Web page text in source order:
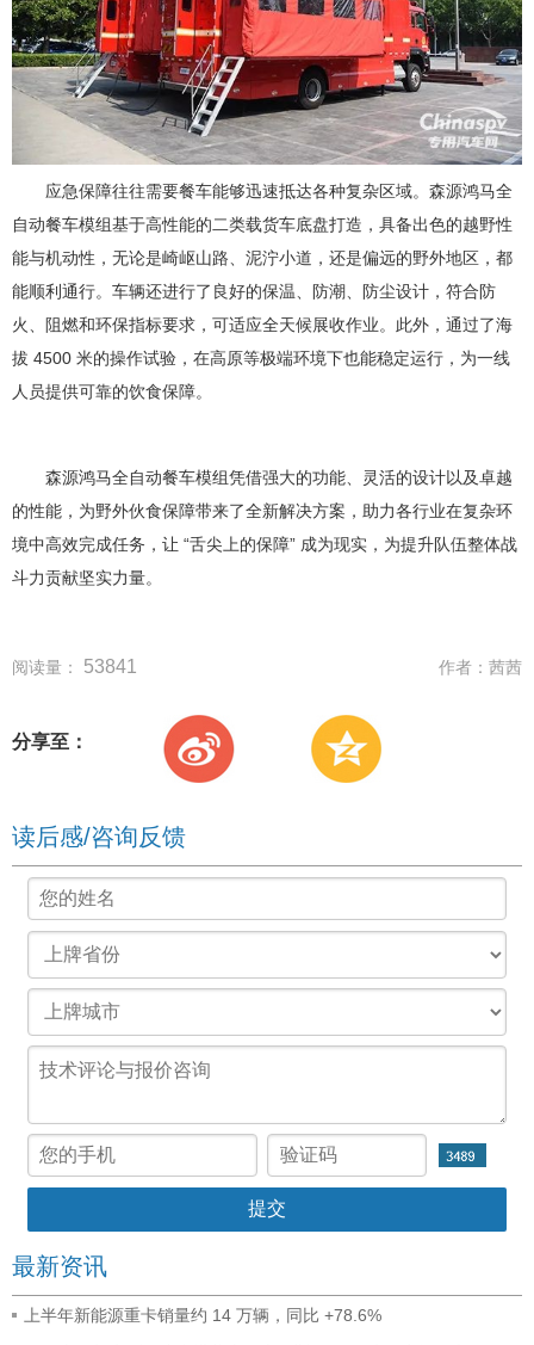
应急保障往往需要餐车能够迅速抵达各种复杂区域。森源鸿马全
自动餐车模组基于高性能的二类载货车底盘打造，具备出色的越野性
能与机动性，无论是崎岖山路、泥泞小道，还是偏远的野外地区，都
能顺利通行。车辆还进行了良好的保温、防潮、防尘设计，符合防
火、阻燃和环保指标要求，可适应全天候展收作业。此外，通过了海
拔 4500 米的操作试验，在高原等极端环境下也能稳定运行，为一线
人员提供可靠的饮食保障。
森源鸿马全自动餐车模组凭借强大的功能、灵活的设计以及卓越
的性能，为野外伙食保障带来了全新解决方案，助力各行业在复杂环
境中高效完成任务，让 “舌尖上的保障” 成为现实，为提升队伍整体战
斗力贡献坚实力量。
阅读量： 53841 作者： 茜茜
分享至：
读后感/咨询反馈
最新资讯
上半年新能源重卡销量约 14 万辆，同比 +78.6%